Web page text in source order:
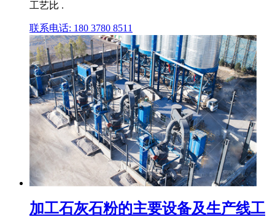
工艺比 .
联系电话: 180 3780 8511
加工石灰石粉的主要设备及生产线工